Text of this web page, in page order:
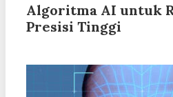
Algoritma AI untuk
Presisi Tinggi